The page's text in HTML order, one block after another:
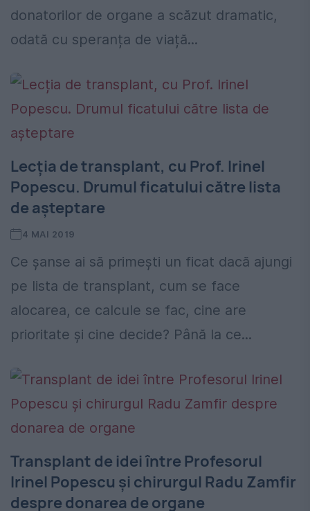
donatorilor de organe a scăzut dramatic,
odată cu speranța de viață...
Lecția de transplant, cu Prof. Irinel
Popescu. Drumul ficatului către lista
de așteptare
4 MAI 2019
Ce șanse ai să primești un ficat dacă ajungi
pe lista de transplant, cum se face
alocarea, ce calcule se fac, cine are
prioritate și cine decide? Până la ce...
Transplant de idei între Profesorul
Irinel Popescu și chirurgul Radu Zamfir
despre donarea de organe